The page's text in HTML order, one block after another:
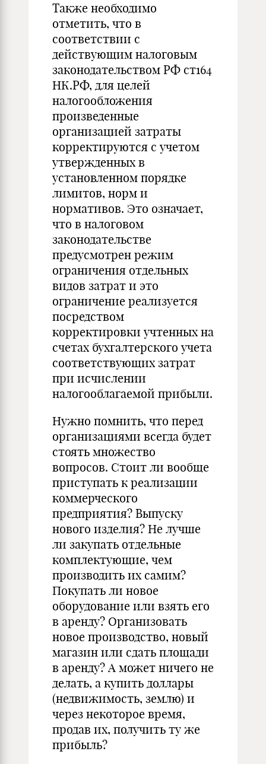
Также необходимо
отметить, что в
соответствии с
действующим налоговым
законодательством РФ ст164
НК.РФ, для целей
налогообложения
произведенные
организацией затраты
корректируются с учетом
утвержденных в
установленном порядке
лимитов, норм и
нормативов. Это означает,
что в налоговом
законодательстве
предусмотрен режим
ограничения отдельных
видов затрат и это
ограничение реализуется
посредством
корректировки учтенных на
счетах бухгалтерского учета
соответствующих затрат
при исчислении
налогооблагаемой прибыли.
Нужно помнить, что перед
организациями всегда будет
стоять множество
вопросов. Стоит ли вообще
приступать к реализации
коммерческого
предприятия? Выпуску
нового изделия? Не лучше
ли закупать отдельные
комплектующие, чем
производить их самим?
Покупать ли новое
оборудование или взять его
в аренду? Организовать
новое производство, новый
магазин или сдать площади
в аренду? А может ничего не
делать, а купить доллары
(недвижимость, землю) и
через некоторое время,
продав их, получить ту же
прибыль?